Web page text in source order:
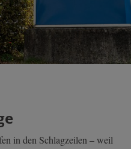
in den Schlagzeilen – weil